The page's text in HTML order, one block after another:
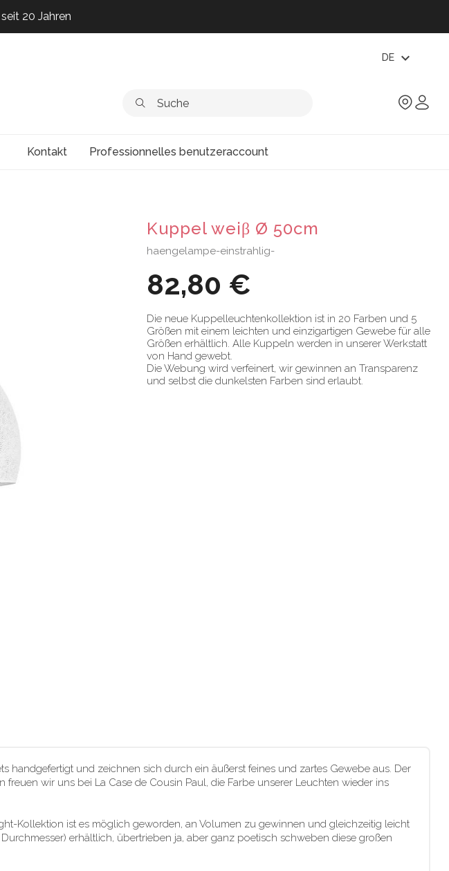
20 Jahren
20 Jahren
DE expand_more
Kontakt Professionnelles benutzeraccount
Kuppel weiβ Ø 50cm
haengelampe-einstrahlig-
82,80 €
Die neue Kuppelleuchtenkollektion ist in 20 Farben und 5
Größen mit einem leichten und einzigartigen Gewebe für alle
Größen erhältlich. Alle Kuppeln werden in unserer Werkstatt
von Hand gewebt.
Die Webung wird verfeinert, wir gewinnen an Transparenz
und selbst die dunkelsten Farben sind erlaubt.
und zeichnen sich durch ein äußerst feines und zartes Gewebe aus. Der
wir uns bei La Case de Cousin Paul, die Farbe unserer Leuchten wieder ins
Kollektion ist es möglich geworden, an Volumen zu gewinnen und gleichzeitig leicht
erhältlich, übertrieben ja, aber ganz poetisch schweben diese großen